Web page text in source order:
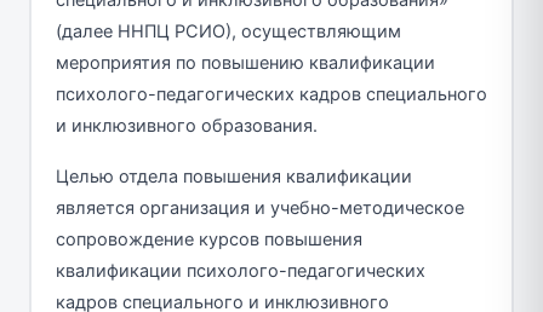
(далее ННПЦ РСИО), осуществляющим
мероприятия по повышению квалификации
психолого-педагогических кадров специального
и инклюзивного образования.
Целью отдела повышения квалификации
является организация и учебно-методическое
сопровождение курсов повышения
квалификации психолого-педагогических
кадров специального и инклюзивного